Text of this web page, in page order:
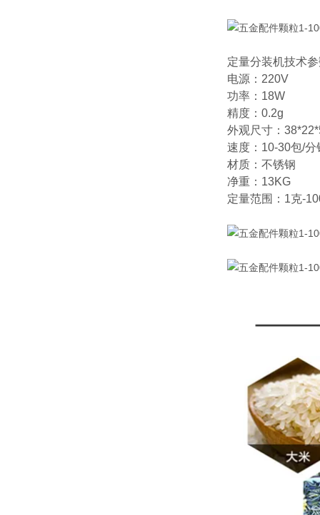
定量分装机技术
电源：220V
功率：18W
精度：0.2g
外观尺寸：
速度：10-30包/分
材质：不锈钢
净重：13KG
定量范围：1克-